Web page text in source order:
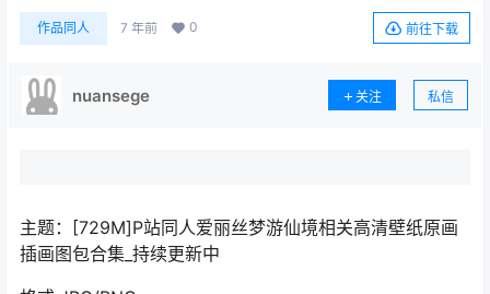
作品同人 7 年前 0 前往下载
nuansege 关注 私信
主题：[729M]P站同人爱丽丝梦游仙境相关高清壁纸原画
插画图包合集_持续更新中